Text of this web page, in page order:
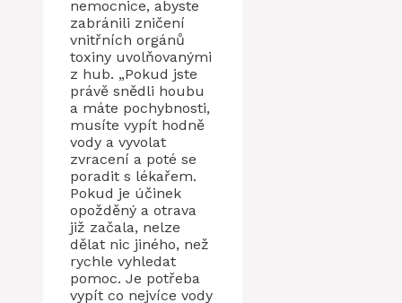
nemocnice, abyste
zabránili zničení
vnitřních orgánů
toxiny uvolňovanými
z hub. „Pokud jste
právě snědli houbu
a máte pochybnosti,
musíte vypít hodně
vody a vyvolat
zvracení a poté se
poradit s lékařem.
Pokud je účinek
opožděný a otrava
již začala, nelze
dělat nic jiného, ​​než
rychle vyhledat
pomoc. Je potřeba
vypít co nejvíce vody